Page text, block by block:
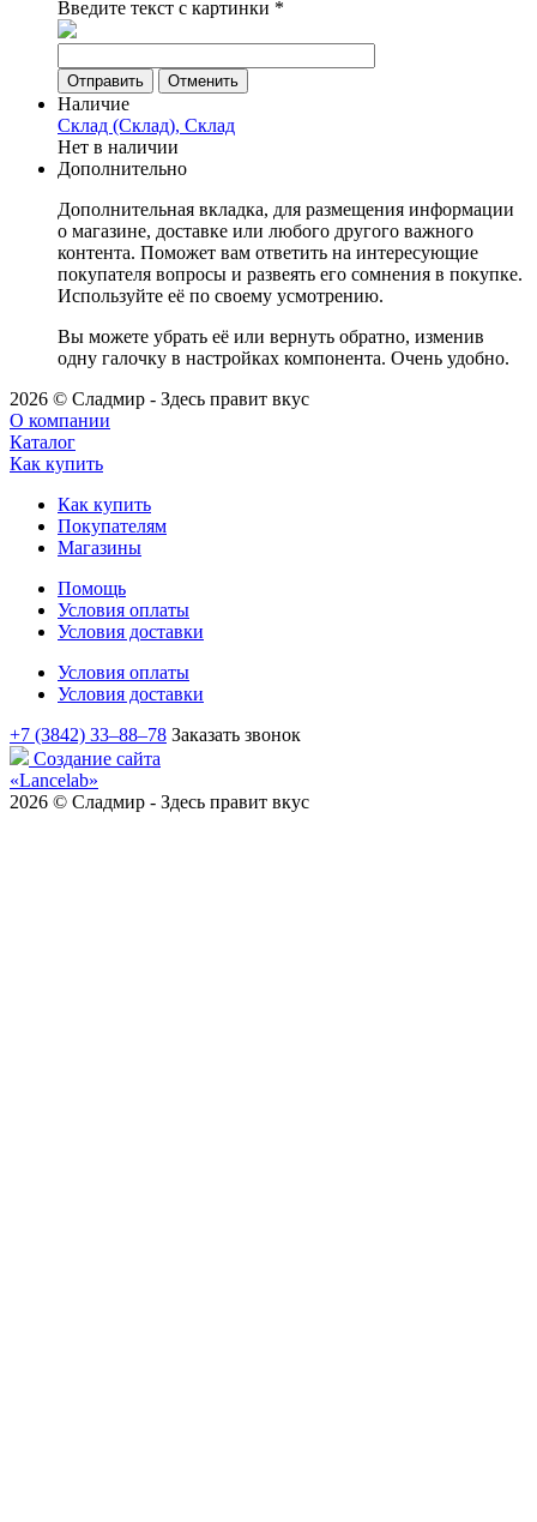
Введите текст с картинки *
Отменить
Наличие
Склад (Склад), Склад
Нет в наличии
Дополнительно
Дополнительная вкладка, для размещения информации
о магазине, доставке или любого другого важного
контента. Поможет вам ответить на интересующие
покупателя вопросы и развеять его сомнения в покупке.
Используйте её по своему усмотрению.
Вы можете убрать её или вернуть обратно, изменив
одну галочку в настройках компонента. Очень удобно.
2026 © Сладмир - Здесь правит вкус
О компании
Каталог
Как купить
Как купить
Покупателям
Магазины
Помощь
Условия оплаты
Условия доставки
Условия оплаты
Условия доставки
+7 (3842) 33‒88‒78 Заказать звонок
Создание сайта
«Lancelab»
2026 © Сладмир - Здесь правит вкус